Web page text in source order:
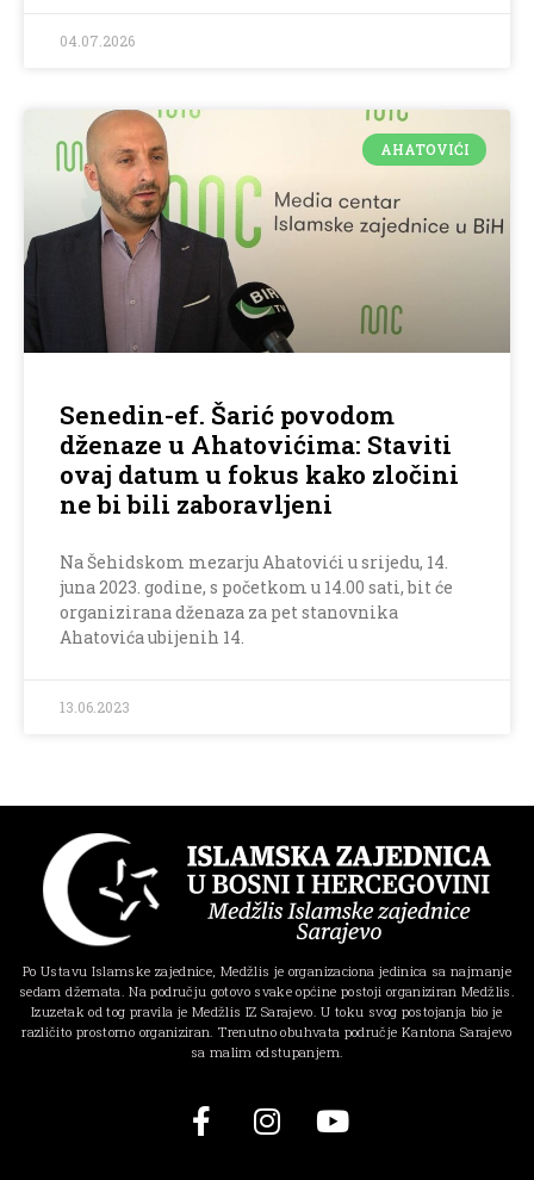
04.07.2026
AHATOVIĆI
Senedin-ef. Šarić povodom
dženaze u Ahatovićima: Staviti
ovaj datum u fokus kako zločini
ne bi bili zaboravljeni
Na Šehidskom mezarju Ahatovići u srijedu, 14.
juna 2023. godine, s početkom u 14.00 sati, bit će
organizirana dženaza za pet stanovnika
Ahatovića ubijenih 14.
13.06.2023
Po Ustavu Islamske zajednice, Medžlis je organizaciona jedinica sa najmanje
sedam džemata. Na području gotovo svake općine postoji organiziran Medžlis.
Izuzetak od tog pravila je Medžlis IZ Sarajevo. U toku svog postojanja bio je
različito prostorno organiziran. Trenutno obuhvata područje Kantona Sarajevo
sa malim odstupanjem.